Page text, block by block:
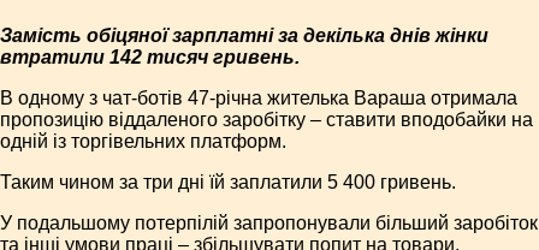
Замість обіцяної зарплатні за декілька днів жінки
втратили 142 тисяч гривень.
В одному з чат-ботів 47-річна жителька Вараша отримала
пропозицію віддаленого заробітку – ставити вподобайки на
одній із торгівельних платформ.
Таким чином за три дні їй заплатили 5 400 гривень.
У подальшому потерпілій запропонували більший заробіток
та інші умови праці – збільшувати попит на товари,